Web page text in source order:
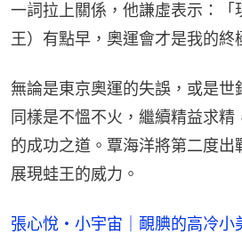
一詞拉上關係，他謙虛表示：「
王）有點早，奧運會才是我的終
無論是東京奧運的失誤，或是世
同樣是不慍不火，繼續精益求
的成功之道。覃海洋將第二度出
展現蛙王的威力。
張心悅・小宇宙｜靦腆的高冷